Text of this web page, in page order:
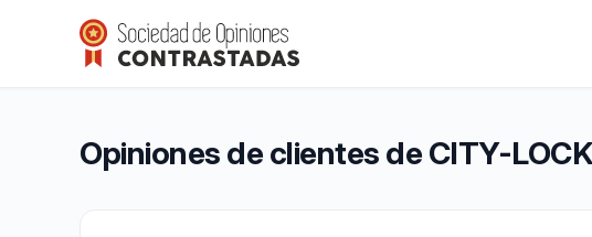
CITY-LOCKER Niza
Calificación global: 9,9 de 10
9,9/10(1 026 opiniones)
Opiniones de clientes de CITY-